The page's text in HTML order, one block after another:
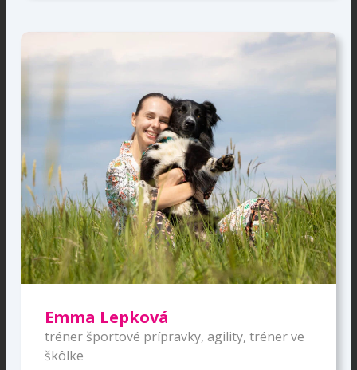
Emma Lepková
tréner športové prípravky, agility, tréner ve
škôlke